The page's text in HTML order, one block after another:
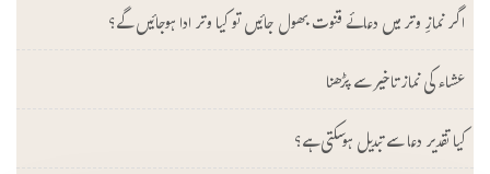
اگر نمازِ وتر میں دعائے قنوت بھول جائیں تو کیا وتر ادا ہوجائیں گے؟
عشاء کی نماز تاخیر سے پڑھنا
کیا تقدیر دعا سے تبدیل ہوسکتی ہے؟